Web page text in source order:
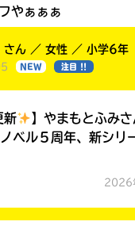
やぁぁぁ
さん ／ 女性 ／ 小学6年
NEW 注目 !!
新
】やまもとふみ
ベル５周年、新シリ
2026